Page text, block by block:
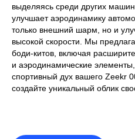
выделяясь среди других
улучшает аэродинамику
только внешний шарм, но и
высокой скорости. Мы
боди-китов, включая
и аэродинамические
спортивный дух вашего Zeekr
создайте уникальный облик